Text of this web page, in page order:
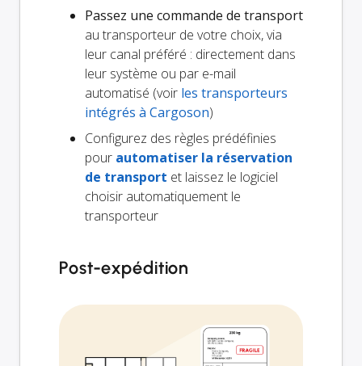
Passez une commande de transport
au transporteur de votre choix, via
leur canal préféré : directement dans
leur système ou par e-mail
automatisé (voir les transporteurs
intégrés à Cargoson)
Configurez des règles prédéfinies
pour automatiser la réservation
de transport et laissez le logiciel
choisir automatiquement le
transporteur
Post-expédition